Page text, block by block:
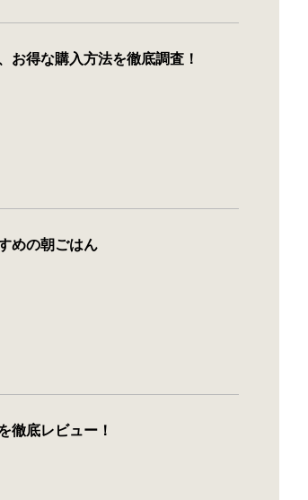
お得な購入方法を徹底調査！
めの朝ごはん
徹底レビュー！